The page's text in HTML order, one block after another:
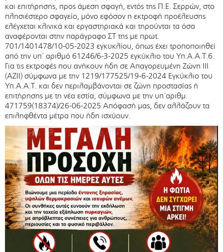
και επιτήρησης, προς άμεση σφαγή, εντός της Π.Ε. Σερρών, στο
πλησιέστερο σφαγείο, μόνο εφόσον η εκτροφή προέλευσης
ελέγχεται κλινικά και εργαστηριακά και τηρούνται τα όσα
αναφέρονται στην παράγραφο ΣΤ της με πρωτ.
701/1401478/10-05-2023 εγκυκλίου, όπως έχει τροποποιηθεί
από την υπ΄ αριθμό 61246/6-3-2025 εγκύκλιο του Υπ.Α.Α.Τ.6.
Για τις εκτροφές που ανήκουν ήδη σε Απαγορευμένη Ζώνη ΙΙΙ
(ΑΖIΙ) σύμφωνα με την 1219/177525/19-6-2024 Εγκύκλιο του
Υπ.Α.Α.Τ. και δεν περιλαμβάνονται σε ζώνη προστασίας ή
επιτήρησης με τη νέα εστία, σύμφωνα με την υπ΄αριθμ.
471759(18374)/26-06-2025 Απόφασή μας, δεν αλλάζουν τα
επιληφθέντα μέτρα που ήδη ισχύουν.